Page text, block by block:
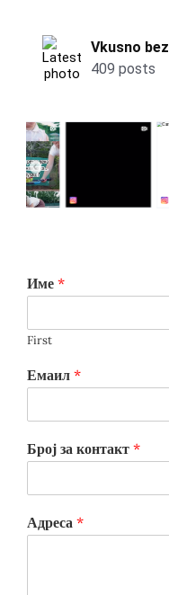
Име *
First
Емаил *
Број за контакт *
Адреса *